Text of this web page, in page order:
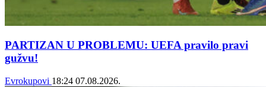
PARTIZAN U PROBLEMU: UEFA pravilo pravi
gužvu!
Evrokupovi 18:24 07.08.2026.